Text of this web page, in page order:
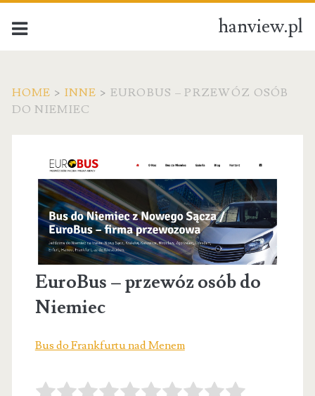
hanview.pl
HOME > INNE > EUROBUS – PRZEWÓZ OSÓB
DO NIEMIEC
EuroBus – przewóz osób do
Niemiec
Bus do Frankfurtu nad Menem